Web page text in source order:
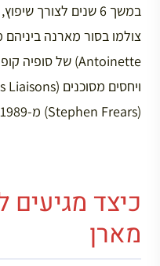
(Stephen Frears) מ-1989.
כיצד
מארן